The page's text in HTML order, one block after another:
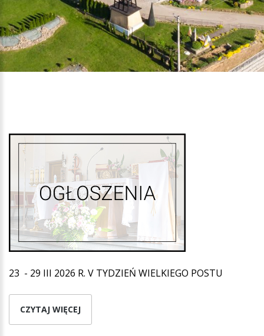
23 - 29 III 2026 R. V TYDZIEŃ WIELKIEGO POSTU
CZYTAJ WIĘCEJ